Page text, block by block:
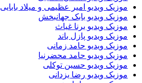
موزیک ویدیو امیر عظیمی و میلاد بابایی
موزیک ویدیو بابک جهانبخش
موزیک ویدیو برنا غیاث
موزیک ویدیو پازل باند
موزیک ویدیو حامد زمانی
موزیک ویدیو حامد محضرنیا
موزیک ویدیو حسین توکلی
موزیک ویدیو رضا یزدانی